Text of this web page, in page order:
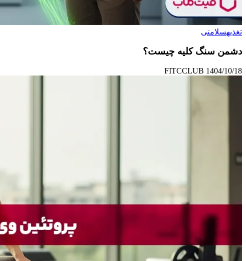
تغذیهسلامتی
دشمن سنگ کلیه چیست؟
1404/10/18
FITCCLUB